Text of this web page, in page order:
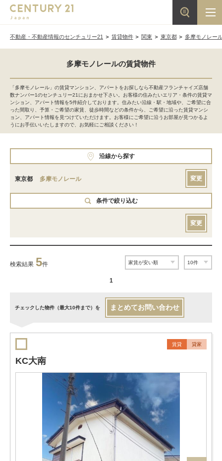
不動産・不動産情報のセンチュリー21 賃貸物件 関東 東京都 多摩モノレー
多摩モノレールの賃貸物件
「多摩モノレール」の賃貸マンション、アパートをお探しなら不動産フランチャイズ店舗
数ナンバー1のセンチュリー21におまかせ下さい。お客様の住みたいエリア・条件の賃貸マ
ンション、アパート情報を5件紹介しております。住みたい沿線・駅・地域や、ご希望に合
った間取り、予算・ご希望の家賃、徒歩時間などの条件から、ご希望に沿った賃貸マンシ
ョン、アパート情報を見つけていただけます。お客様にご希望に沿うお部屋が見つかるよ
うにお手伝いいたしますので、お気軽にご相談ください！
沿線から探す
東京都 多摩モノレール 変更
条件で絞り込む
変更
検索結果 5件
1
チェックした物件（最大10件まで）を まとめてお問い合わせ
賃貸 貸家
KC大南